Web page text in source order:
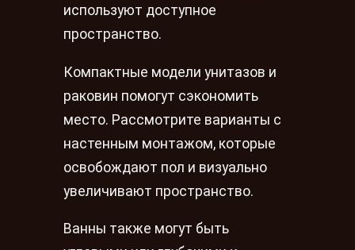
используют доступное
пространство.
Компактные модели унитазов и
раковин помогут сэкономить
место. Рассмотрите варианты с
настенным монтажом, которые
освобождают пол и визуально
увеличивают пространство.
Ванны также могут быть